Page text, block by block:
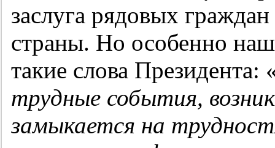
заслуга рядовых
страны. Но особенно
такие слова Президента:
трудные события,
замыкается на